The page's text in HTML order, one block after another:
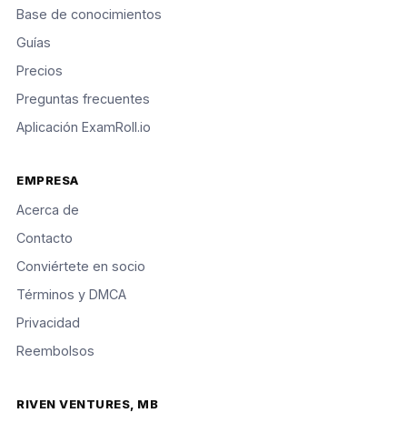
Base de conocimientos
Guías
Precios
Preguntas frecuentes
Aplicación ExamRoll.io
EMPRESA
Acerca de
Contacto
Conviértete en socio
Términos y DMCA
Privacidad
Reembolsos
RIVEN VENTURES, MB